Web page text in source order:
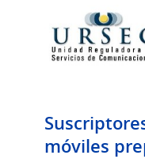
móviles